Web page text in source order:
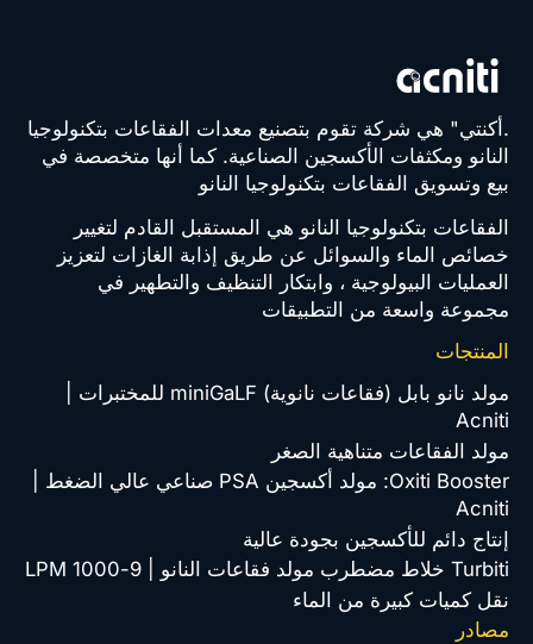
.أكنتي" هي شركة تقوم بتصنيع معدات الفقاعات بتكنولوجيا
النانو ومكثفات الأكسجين الصناعية. كما أنها متخصصة في
بيع وتسويق الفقاعات بتكنولوجيا النانو
الفقاعات بتكنولوجيا النانو هي المستقبل القادم لتغيير
خصائص الماء والسوائل عن طريق إذابة الغازات لتعزيز
العمليات البيولوجية ، وابتكار التنظيف والتطهير في
مجموعة واسعة من التطبيقات
المنتجات
مولد نانو بابل (فقاعات نانوية) miniGaLF للمختبرات |
Acniti
مولد الفقاعات متناهية الصغر
Oxiti Booster: مولد أكسجين PSA صناعي عالي الضغط |
Acniti
إنتاج دائم للأكسجين بجودة عالية
Turbiti خلاط مضطرب مولد فقاعات النانو | 9-1000 LPM
نقل كميات كبيرة من الماء
مصادر